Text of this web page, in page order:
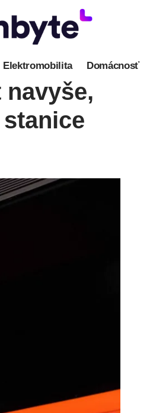
Elektromobilita Domácnosť
navyše,